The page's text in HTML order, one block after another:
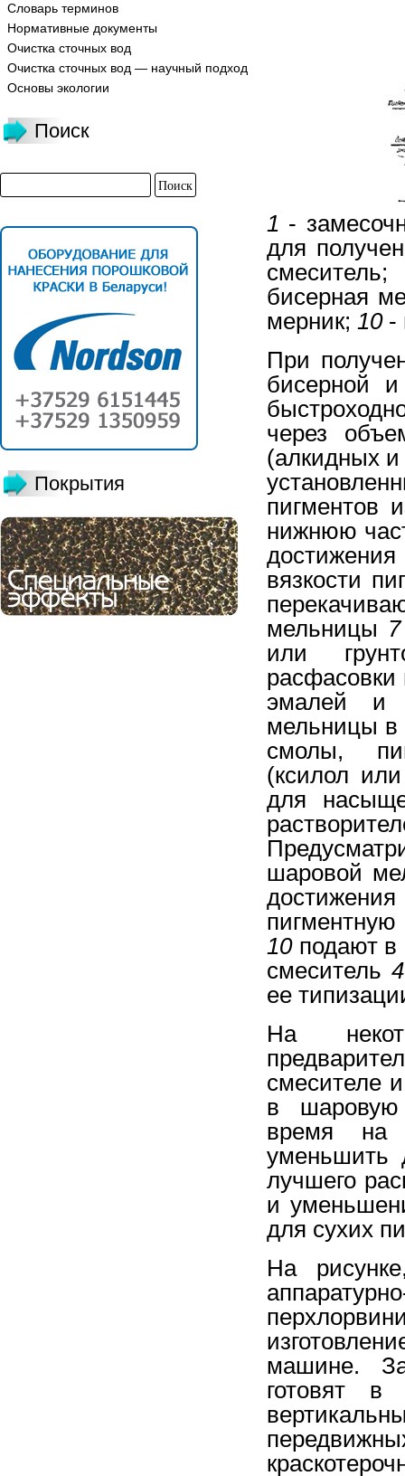
Словарь терминов
Нормативные документы
Очистка сточных вод
Очистка сточных вод — научный подход
Основы экологии
Поиск
Покрытия
1 -
для
бисерная
мерник; 10-
При
бисерной
через
(алкидных
пигментов
нижнюю
вязкости
мельницы 7
или
расфасовки
эмалей и
мельницы
смолы,
(ксилол
для
шаровой
10 подают
смеситель 4
ее
На
смесителе
в шаровую
время на
уменьшить
лучшего
и
для сухих
На
машине.
готовят